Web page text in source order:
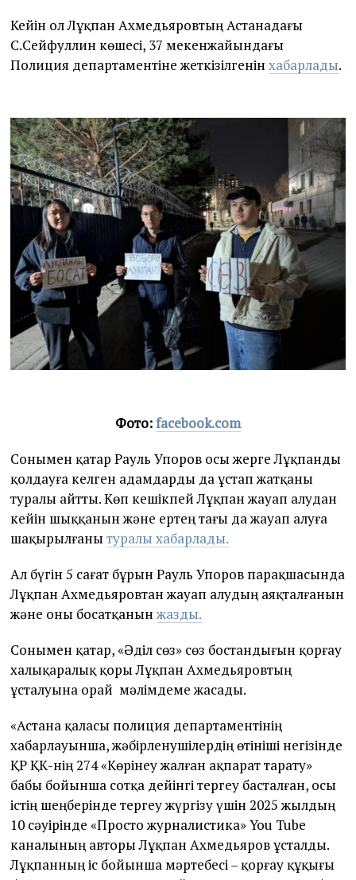
Кейін ол Лұқпан Ахмедьяровтың Астанадағы
С.Сейфуллин көшесі, 37 мекенжайындағы
Полиция департаментіне жеткізілгенінхабарлады.
Фото:facebook.com
Сонымен қатар Рауль Упоров осы жерге Лұқпанды
қолдауға келген адамдарды да ұстап жатқаны
туралы айтты. Көп кешікпей Лұқпан жауап алудан
кейін шыққанын және ертең тағы да жауап алуға
шақырылғанытуралы хабарлады.
Ал бүгін 5 сағат бұрын Рауль Упоров парақшасында
Лұқпан Ахмедьяровтан жауап алудың аяқталғанын
және оны босатқанынжазды.
Cонымен қатар, «Әділ сөз» сөз бостандығын қорғау
халықаралық қоры Лұқпан Ахмедьяровтың
ұсталуына орай мәлімдеме жасады.
«Астана қаласы полиция департаментінің
хабарлауынша, жәбірленушілердің өтініші негізінде
ҚР ҚК-нің 274 «Көрінеу жалған ақпарат тарату»
бабы бойынша сотқа дейінгі тергеу басталған, осы
істің шеңберінде тергеу жүргізу үшін 2025 жылдың
10 сәуірінде «Просто журналистика» You Tube
каналының авторы Лұқпан Ахмедьяров ұсталды.
Лұқпанның іс бойынша мәртебесі – қорғау құқығы